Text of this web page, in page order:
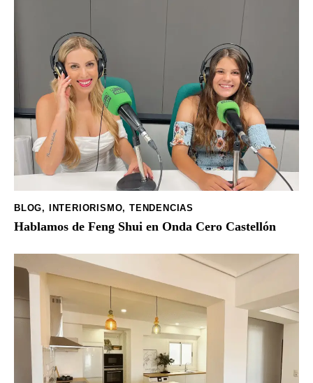
BLOG, INTERIORISMO,TENDENCIAS
Hablamos de Feng Shui en Onda Cero Castellón